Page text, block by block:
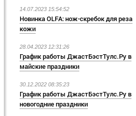
14.07.2023 15:54:52
Новинка OLFA: нож-скребок для реза
кожи
28.04.2023 12:31:26
График работы ДжастБэстТулс.Ру в
майские праздники
30.12.2022 08:35:23
График работы ДжастБэстТулс.Ру в
новогодние праздники